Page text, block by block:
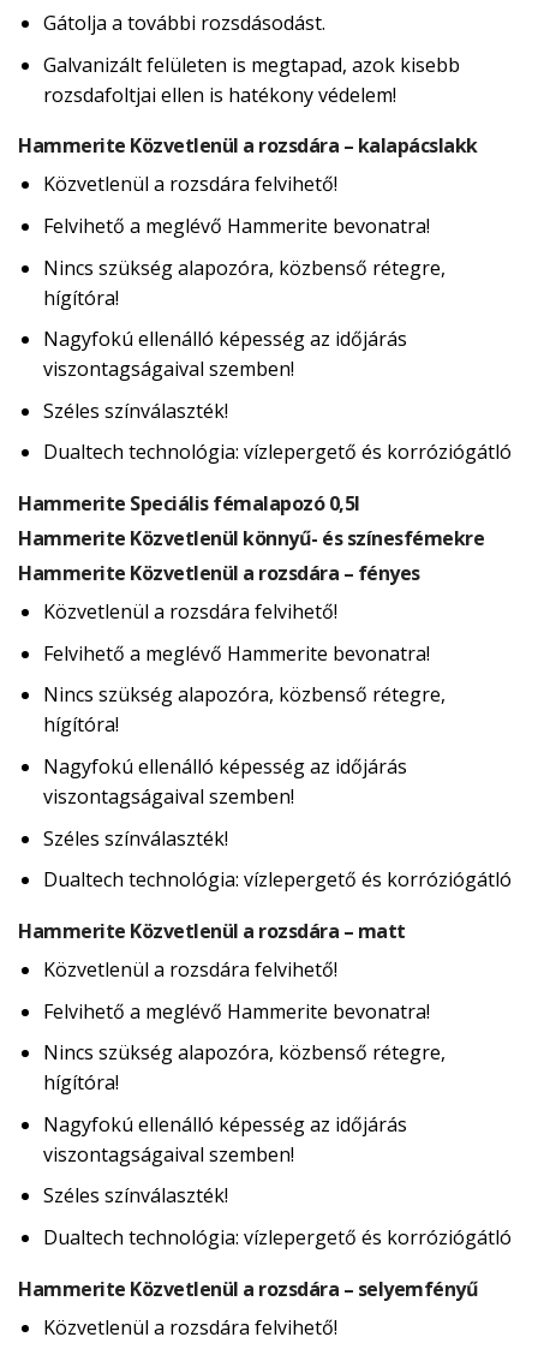
Gátolja a további rozsdásodást.
Galvanizált felületen is megtapad, azok kisebb
rozsdafoltjai ellen is hatékony védelem!
Hammerite Közvetlenül a rozsdára – kalapácslakk
Közvetlenül a rozsdára felvihető!
Felvihető a meglévő Hammerite bevonatra!
Nincs szükség alapozóra, közbenső rétegre,
hígítóra!
Nagyfokú ellenálló képesség az időjárás
viszontagságaival szemben!
Széles színválaszték!
Dualtech technológia: vízlepergető és korróziógátló
Hammerite Speciális fémalapozó 0,5l
Hammerite Közvetlenül könnyű- és színesfémekre
Hammerite Közvetlenül a rozsdára – fényes
Közvetlenül a rozsdára felvihető!
Felvihető a meglévő Hammerite bevonatra!
Nincs szükség alapozóra, közbenső rétegre,
hígítóra!
Nagyfokú ellenálló képesség az időjárás
viszontagságaival szemben!
Széles színválaszték!
Dualtech technológia: vízlepergető és korróziógátló
Hammerite Közvetlenül a rozsdára – matt
Közvetlenül a rozsdára felvihető!
Felvihető a meglévő Hammerite bevonatra!
Nincs szükség alapozóra, közbenső rétegre,
hígítóra!
Nagyfokú ellenálló képesség az időjárás
viszontagságaival szemben!
Széles színválaszték!
Dualtech technológia: vízlepergető és korróziógátló
Hammerite Közvetlenül a rozsdára – selyemfényű
Közvetlenül a rozsdára felvihető!